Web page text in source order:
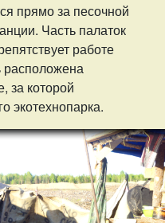
прямо за песочной
Часть палаток
работе
расположена
за которой
экотехнопарка.